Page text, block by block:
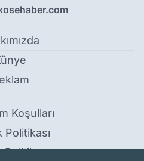
Koşulları
Politikası
Politikası